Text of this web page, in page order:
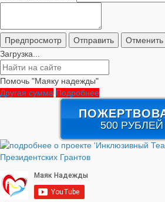
Загрузка...
Помочь "Маяку надежды"
Другая сумма Подробнее
500 РУБЛЕЙ